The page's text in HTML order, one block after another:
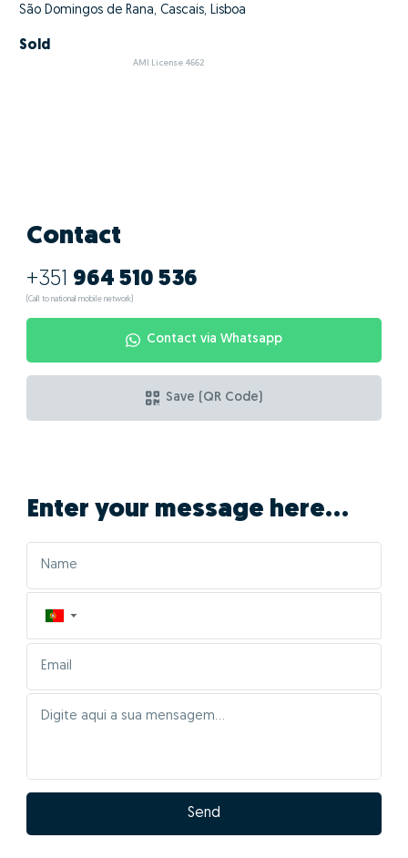
São Domingos de Rana, Cascais, Lisboa
Sold
AMI License 4662
Contact
+351 964 510 536
(Call to national mobile network)
Contact via Whatsapp
Save (QR Code)
Enter your message here...
▼
Send